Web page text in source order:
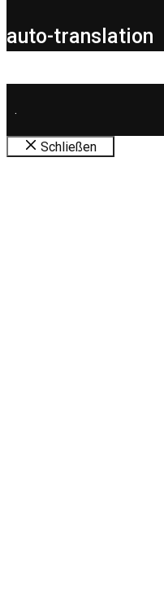
auto-translation
.
Schließen